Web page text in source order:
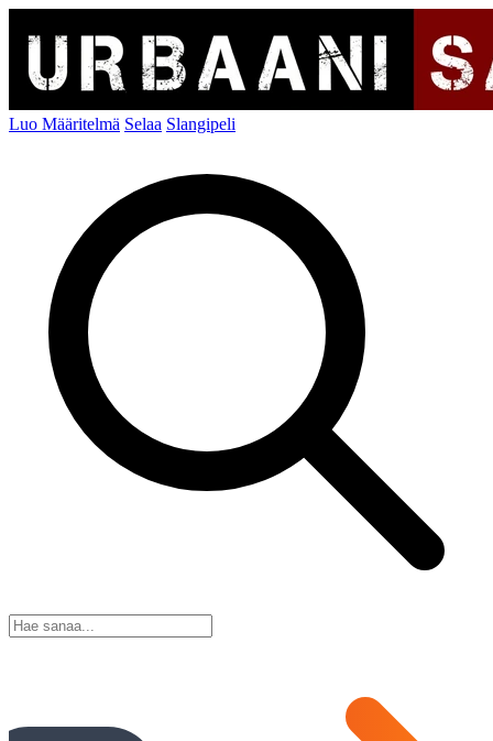
Luo Määritelmä Selaa Slangipeli